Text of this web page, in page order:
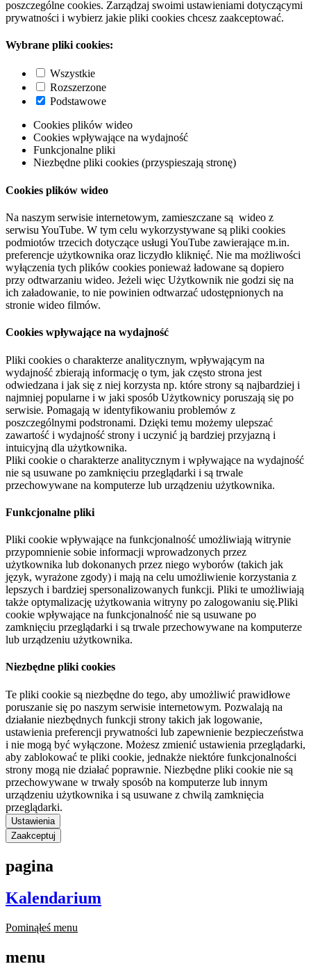
poszczególne cookies. Zarządzaj swoimi ustawieniami dotyczącymi
prywatności i wybierz jakie pliki cookies chcesz zaakceptować.
Wybrane pliki cookies:
Wszystkie
Rozszerzone
Podstawowe
Cookies plików wideo
Cookies wpływające na wydajność
Funkcjonalne pliki
Niezbędne pliki cookies (przyspieszają stronę)
Cookies plików wideo
Na naszym serwisie internetowym, zamieszczane są wideo z
serwisu YouTube. W tym celu wykorzystywane są pliki cookies
podmiotów trzecich dotyczące usługi YouTube zawierające m.in.
preferencje użytkownika oraz liczydło kliknięć. Nie ma możliwości
wyłączenia tych plików cookies ponieważ ładowane są dopiero
przy odtwarzaniu wideo. Jeżeli więc Użytkownik nie godzi się na
ich załadowanie, to nie powinien odtwarzać udostępnionych na
stronie wideo filmów.
Cookies wpływające na wydajność
Pliki cookies o charakterze analitycznym, wpływającym na
wydajność zbierają informację o tym, jak często strona jest
odwiedzana i jak się z niej korzysta np. które strony są najbardziej i
najmniej popularne i w jaki sposób Użytkownicy poruszają się po
serwisie. Pomagają w identyfikowaniu problemów z
poszczególnymi podstronami. Dzięki temu możemy ulepszać
zawartość i wydajność strony i uczynić ją bardziej przyjazną i
intuicyjną dla użytkownika.
Pliki cookie o charakterze analitycznym i wpływające na wydajność
nie są usuwane po zamknięciu przeglądarki i są trwale
przechowywane na komputerze lub urządzeniu użytkownika.
Funkcjonalne pliki
Pliki cookie wpływające na funkcjonalność umożliwiają witrynie
przypomnienie sobie informacji wprowadzonych przez
użytkownika lub dokonanych przez niego wyborów (takich jak
język, wyrażone zgody) i mają na celu umożliwienie korzystania z
lepszych i bardziej spersonalizowanych funkcji. Pliki te umożliwiają
także optymalizację użytkowania witryny po zalogowaniu się.Pliki
cookie wpływające na funkcjonalność nie są usuwane po
zamknięciu przeglądarki i są trwale przechowywane na komputerze
lub urządzeniu użytkownika.
Niezbędne pliki cookies
Te pliki cookie są niezbędne do tego, aby umożliwić prawidłowe
poruszanie się po naszym serwisie internetowym. Pozwalają na
działanie niezbędnych funkcji strony takich jak logowanie,
ustawienia preferencji prywatności lub zapewnienie bezpieczeństwa
i nie mogą być wyłączone. Możesz zmienić ustawienia przeglądarki,
aby zablokować te pliki cookie, jednakże niektóre funkcjonalności
strony mogą nie działać poprawnie. Niezbędne pliki cookie nie są
przechowywane w trwały sposób na komputerze lub innym
urządzeniu użytkownika i są usuwane z chwilą zamknięcia
przeglądarki.
Ustawienia
Zaakceptuj
pagina
Kalendarium
Pominąłeś menu
menu